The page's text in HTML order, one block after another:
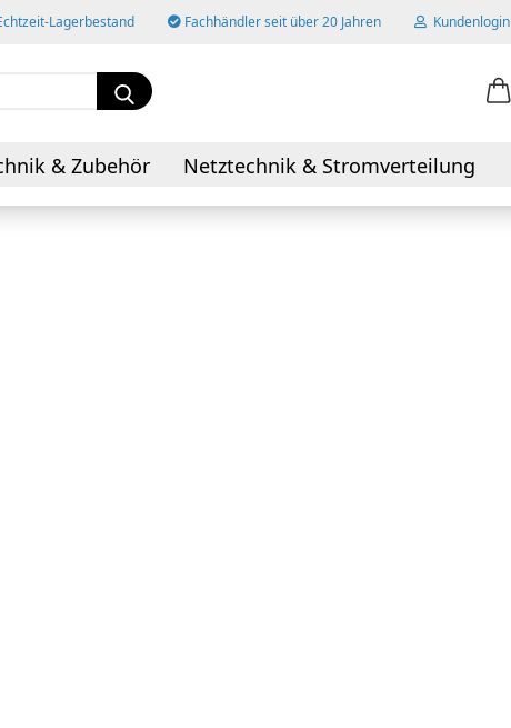
Lagerbestand Fachhändler seit über 20 Jahren Kundenlogin
Passwort
Suche...
& Zubehör
Netztechnik & Stromverteilung